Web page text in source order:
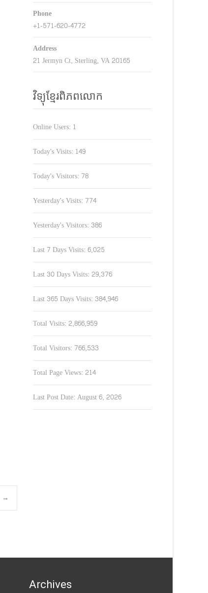
→
Phone
+1-571-620-4772
Address
21 Jermyn Ct, Sterling, VA 20165
វិទ្យុខ្មែរពិភពលោក
Online Users: 1
Today's Visits: 149
Today's Visitors: 78
Yesterday's Visits: 774
Yesterday's Visitors: 386
Last 7 Days Visits: 6,025
Last 30 Days Visits: 29,376
Last 365 Days Visits: 384,946
Total Visits: 2,866,959
Total Visitors: 766,533
Total Page Views: 214
Last Post Date: August 6, 2026
Archives